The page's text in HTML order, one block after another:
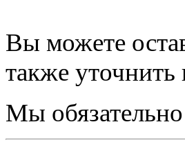
Вы можете
также уточнить
Мы